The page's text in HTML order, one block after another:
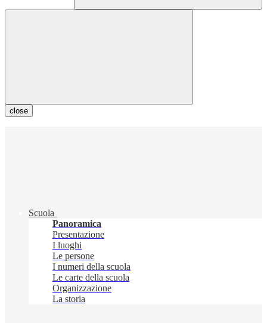
close
Scuola
Panoramica
Presentazione
I luoghi
Le persone
I numeri della scuola
Le carte della scuola
Organizzazione
La storia